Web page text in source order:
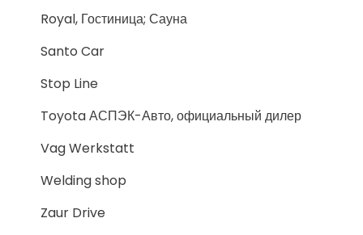
Royal, Гостиница; Сауна
Santo Car
Stop Line
Toyota АСПЭК-Авто, официальный дилер
Vag Werkstatt
Welding shop
Zaur Drive